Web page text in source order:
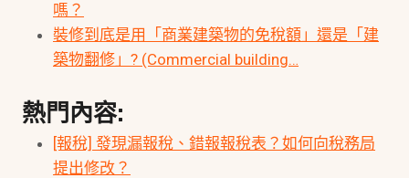
嗎？
裝修到底是用「商業建築物的免稅額」還是「建
築物翻修」? (Commercial building…
熱門內容:
[報稅] 發現漏報稅、錯報報稅表？如何向稅務局
提出修改？